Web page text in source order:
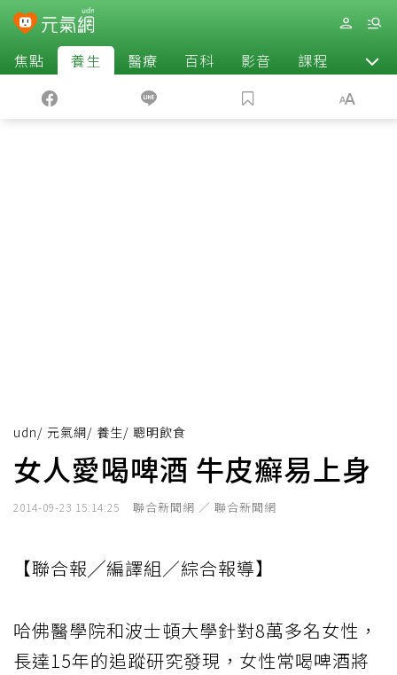
焦點 養生 醫療 百科 影音 課程 退休
udn/ 元氣網/ 養生/ 聰明飲食
女人愛喝啤酒 牛皮癬易上身
2014-09-23 15:14:25 聯合新聞網 ／ 聯合新聞網
【聯合報╱編譯組／綜合報導】
哈佛醫學院和波士頓大學針對8萬多名女性，
長達15年的追蹤研究發現，女性常喝啤酒將